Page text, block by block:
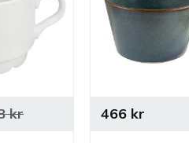
kr 466kr